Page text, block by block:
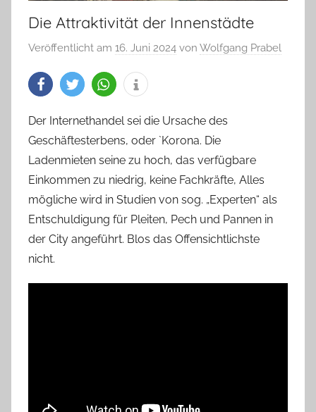
Die Attraktivität der Innenstädte
Veröffentlicht am 16. Juni 2024 von Wolfgang Prabel
Der Internethandel sei die Ursache des
Geschäftesterbens, oder `Korona. Die
Ladenmieten seine zu hoch, das verfügbare
Einkommen zu niedrig, keine Fachkräfte, Alles
mögliche wird in Studien von sog. „Experten“ als
Entschuldigung für Pleiten, Pech und Pannen in
der City angeführt. Blos das Offensichtlichste
nicht.